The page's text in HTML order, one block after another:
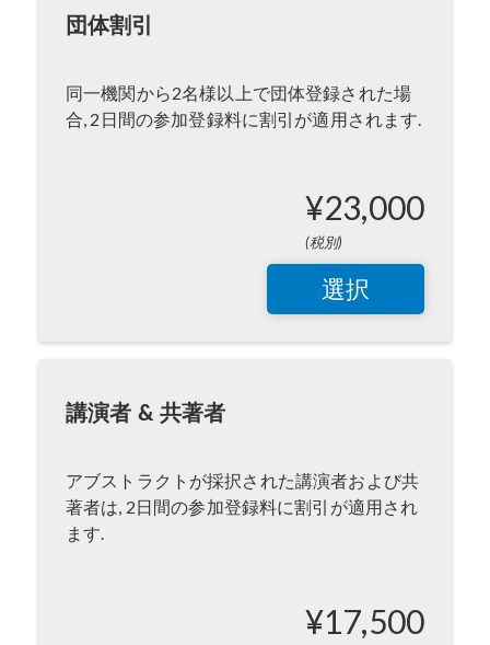
団体割引
同一機関から2名様以上で団体登録された場
合, 2日間の参加登録料に割引が適用されます.
¥23,000
(税別)
選択
講演者 & 共著者
アブストラクトが採択された講演者および共
著者は, 2日間の参加登録料に割引が適用され
ます.
¥17,500